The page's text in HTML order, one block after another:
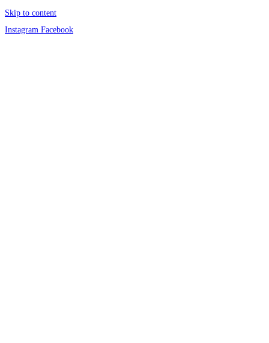
Skip to content
Instagram Facebook